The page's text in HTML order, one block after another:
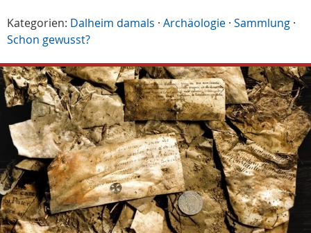
Kategorien: Dalheim damals · Archäologie · Sammlung ·
Schon gewusst?